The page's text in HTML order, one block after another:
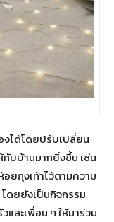
งได้โดยปรับเปลี่ยน
บบ้านมากยิ่งขึ้น เช่น
ยถุงเท้าไว้ตามความ
ดยยังเป็นกิจกรรม
ละเพื่อน ๆ ให้มาร่วม